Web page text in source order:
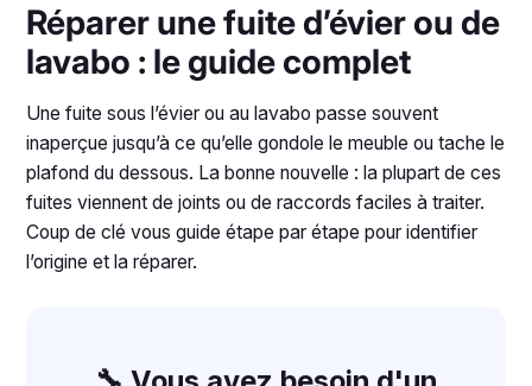
Réparer une fuite d’évier ou de
lavabo : le guide complet
Une fuite sous l’évier ou au lavabo passe souvent
inaperçue jusqu’à ce qu’elle gondole le meuble ou tache le
plafond du dessous. La bonne nouvelle : la plupart de ces
fuites viennent de joints ou de raccords faciles à traiter.
Coup de clé vous guide étape par étape pour identifier
l’origine et la réparer.